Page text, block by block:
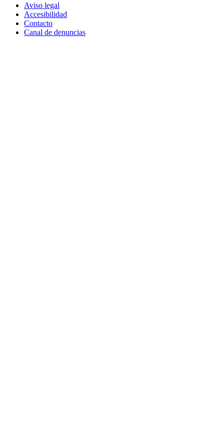
Aviso legal
Accesibilidad
Contacto
Canal de denuncias